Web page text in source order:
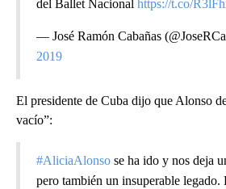
del Ballet Nacional https://t.co/
— José Ramón Cabañas
2019
El presidente de Cuba dijo que Alonso
vacío”:
#AliciaAlonso se ha ido y nos deja
pero también un insuperable legado.